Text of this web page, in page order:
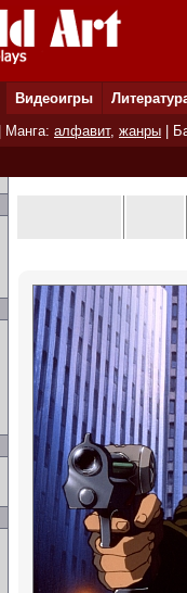
Видеоигры
| Манга: алфавит, жанры